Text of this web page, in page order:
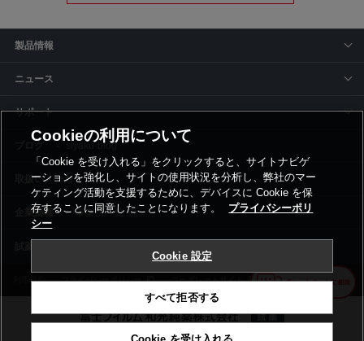
製品情報
ニュース
サポート
siyaku-blog
取扱いメーカー
事業所一覧
利用規約 プライバシーポリシー コーポレートサイト Cookie設定
Cookieの利用について
「Cookie を受け入れる」をクリックすると、サイトナビゲ
ーションを強化し、サイトの使用状況を分析し、弊社のマー
ケティング活動を支援するために、デバイスに Cookie を保
存することに同意したことになります。
プライバシーポリ
シー
Cookie 設定
すべて拒否する